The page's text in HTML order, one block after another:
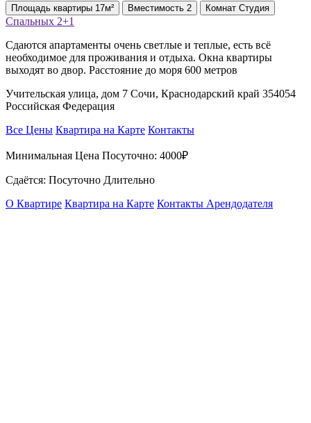
Площадь квартиры 17м² Вместимость 2 Комнат Студия
Спальных 2+1
Сдаются апартаменты очень светлые и теплые, есть всё
необходимое для проживания и отдыха. Окна квартиры
выходят во двор. Расстояние до моря 600 метров
Учительская улица, дом 7 Сочи, Краснодарский край 354054
Российская Федерация
Все Цены Квартира на Карте Контакты
Минимальная Цена Посуточно: 4000₽
Сдаётся: Посуточно Длительно
О Квартире Квартира на Карте Контакты Арендодателя